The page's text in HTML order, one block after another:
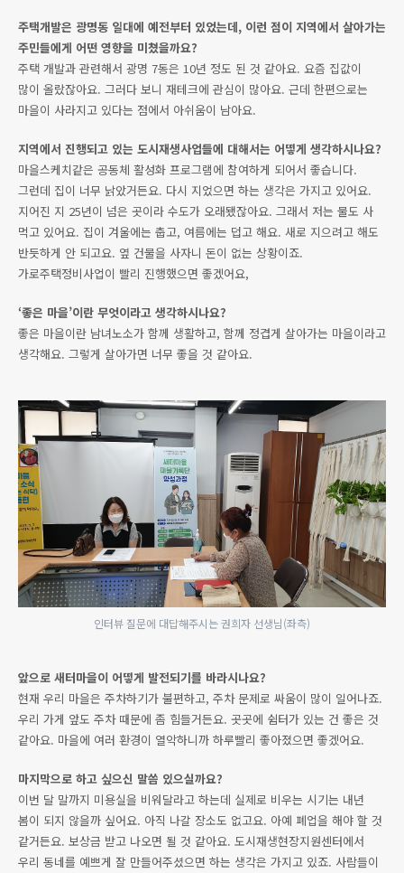
주택개발은 광명동 일대에 예전부터 있었는데, 이런 점이 지역에서 살아가는
주민들에게 어떤 영향을 미쳤을까요?
주택 개발과 관련해서 광명 7동은 10년 정도 된 것 같아요. 요즘 집값이
많이 올랐잖아요. 그러다 보니 재테크에 관심이 많아요. 근데 한편으로는
마을이 사라지고 있다는 점에서 아쉬움이 남아요.
지역에서 진행되고 있는 도시재생사업들에 대해서는 어떻게 생각하시나요?
마을스케치같은 공동체 활성화 프로그램에 참여하게 되어서 좋습니다.
그런데 집이 너무 낡았거든요. 다시 지었으면 하는 생각은 가지고 있어요.
지어진 지 25년이 넘은 곳이라 수도가 오래됐잖아요. 그래서 저는 물도 사
먹고 있어요. 집이 겨울에는 춥고, 여름에는 덥고 해요. 새로 지으려고 해도
반듯하게 안 되고요. 옆 건물을 사자니 돈이 없는 상황이죠.
가로주택정비사업이 빨리 진행했으면 좋겠어요,
‘좋은 마을’이란 무엇이라고 생각하시나요?
좋은 마을이란 남녀노소가 함께 생활하고, 함께 정겹게 살아가는 마을이라고
생각해요. 그렇게 살아가면 너무 좋을 것 같아요.
인터뷰 질문에 대답해주시는 권희자 선생님(좌측)
앞으로 새터마을이 어떻게 발전되기를 바라시나요?
현재 우리 마을은 주차하기가 불편하고, 주차 문제로 싸움이 많이 일어나죠.
우리 가게 앞도 주차 때문에 좀 힘들거든요. 곳곳에 쉼터가 있는 건 좋은 것
같아요. 마을에 여러 환경이 열악하니까 하루빨리 좋아졌으면 좋겠어요.
마지막으로 하고 싶으신 말씀 있으실까요?
이번 달 말까지 미용실을 비워달라고 하는데 실제로 비우는 시기는 내년
봄이 되지 않을까 싶어요. 아직 나갈 장소도 없고요. 아예 폐업을 해야 할 것
같거든요. 보상금 받고 나오면 될 것 같아요. 도시재생현장지원센터에서
우리 동네를 예쁘게 잘 만들어주셨으면 하는 생각은 가지고 있죠. 사람들이